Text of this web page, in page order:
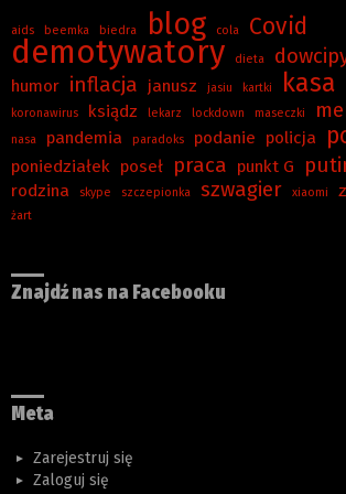
aids beemka biedra blog cola Covid
demotywatory dieta
humor inflacja janusz jasiu kartki kasa
koronawirus ksiądz lekarz lockdown maseczki
nasa pandemia paradoks podanie policja
poniedziałek poseł praca punkt G
rodzina skype szczepionka szwagier xiaomi
żart
Znajdź nas na Facebooku
Meta
Zarejestruj się
Zaloguj się